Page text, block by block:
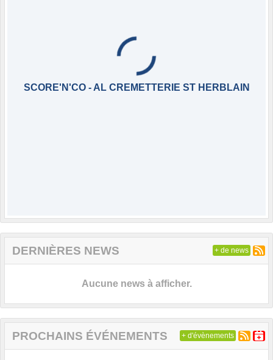
SCORE'N'CO - AL CREMETTERIE ST HERBLAIN
DERNIÈRES NEWS
Aucune news à afficher.
+ de news
PROCHAINS ÉVÉNEMENTS + d'évènements